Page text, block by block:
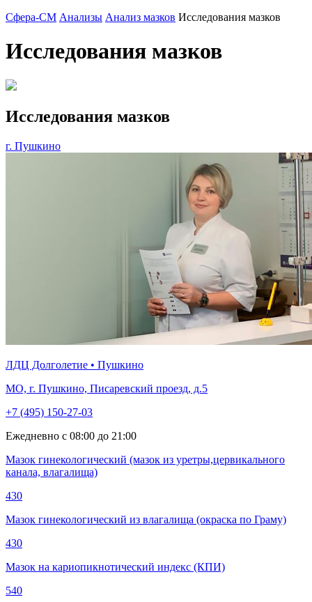
Сфера-СМ Анализы Анализ мазков Исследования мазков
Исследования мазков
Исследования мазков
г. Пушкино
ЛДЦ Долголетие • Пушкино
МО, г. Пушкино, Писаревский проезд, д.5
+7 (495) 150-27-03
Ежедневно с 08:00 до 21:00
Мазок гинекологический (мазок из уретры,цервикального
канала, влагалища)
430
Мазок гинекологический из влагалища (окраска по Граму)
430
Мазок на кариопикнотический индекс (КПИ)
540